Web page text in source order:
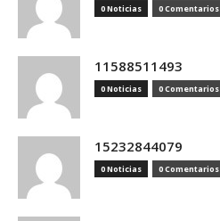
0 Noticias 0 Comentarios
11588511493
0 Noticias 0 Comentarios
15232844079
0 Noticias 0 Comentarios